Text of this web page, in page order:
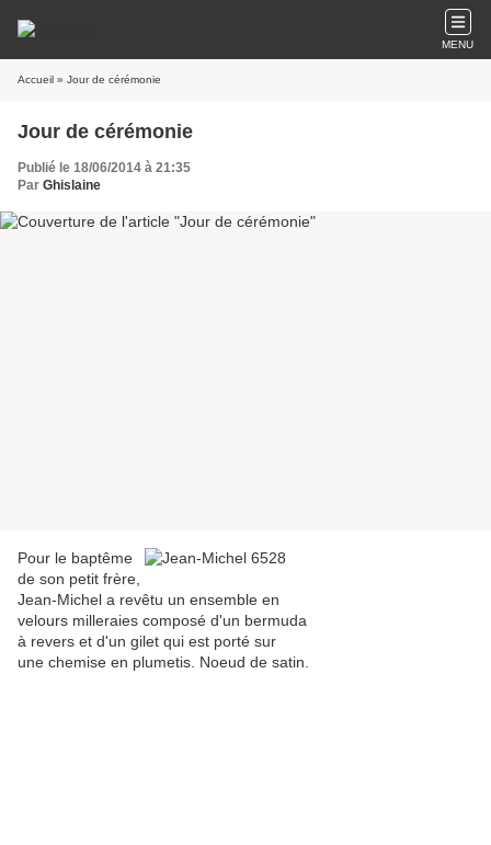
MENU
Accueil » Jour de cérémonie
Jour de cérémonie
Publié le 18/06/2014 à 21:35
Par Ghislaine
Pour le baptême
de son petit frère,
Jean-Michel a revêtu un ensemble en
velours milleraies composé d'un bermuda
à revers et d'un gilet qui est porté sur
une chemise en plumetis. Noeud de satin.